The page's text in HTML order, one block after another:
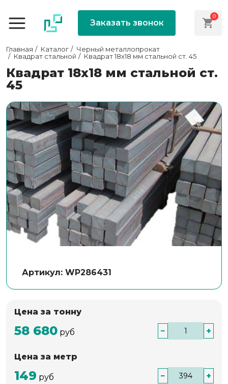
Заказать звонок
0
Главная Каталог
Черный металлопрокат
Квадрат стальной
Квадрат 18х18 мм стальной ст. 45
Квадрат 18х18 мм стальной ст.
45
Артикул: WP286431
Цена за тонну
58 680 руб − +
Цена за метр
149 руб −
+